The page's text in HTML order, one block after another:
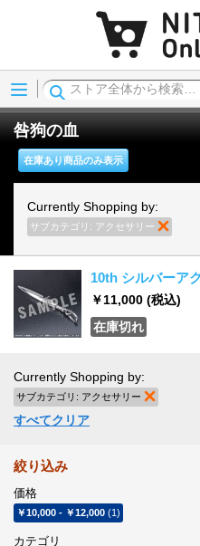
Menu
咎狗の血
在庫あり商品のみ表示
Currently Shopping by:
サブカテゴリ: アクセサリー
10th シルバーア
￥11,000 (税込)
在庫切れ
Currently Shopping by:
サブカテゴリ: アクセサリー
すべてクリア
絞り込み
価格
￥10,000 - ￥12,000 (1)
カテゴリ